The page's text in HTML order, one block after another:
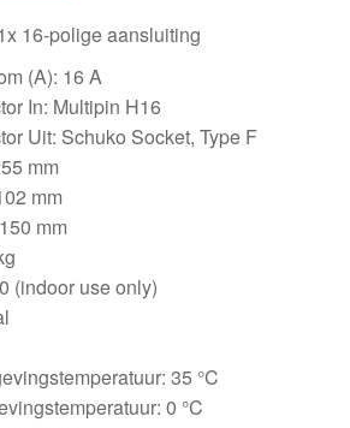
16-polige aansluiting
(A): 16 A
In: Multipin H16
Uit: Schuko Socket, Type F
mm
mm
mm
(indoor use only)
35 °C
0 °C